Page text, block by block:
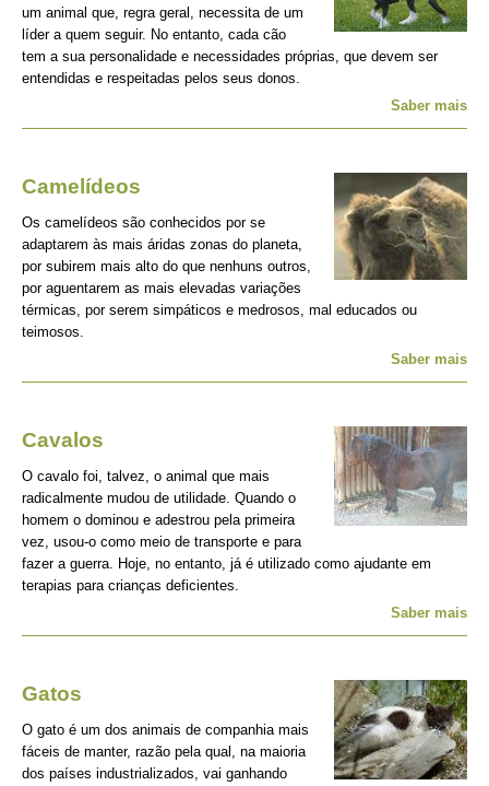
um animal que, regra geral, necessita de um
líder a quem seguir. No entanto, cada cão
tem a sua personalidade e necessidades próprias, que devem ser
entendidas e respeitadas pelos seus donos.
Saber mais
Camelídeos
Os camelídeos são conhecidos por se
adaptarem às mais áridas zonas do planeta,
por subirem mais alto do que nenhuns outros,
por aguentarem as mais elevadas variações
térmicas, por serem simpáticos e medrosos, mal educados ou
teimosos.
Saber mais
Cavalos
O cavalo foi, talvez, o animal que mais
radicalmente mudou de utilidade. Quando o
homem o dominou e adestrou pela primeira
vez, usou-o como meio de transporte e para
fazer a guerra. Hoje, no entanto, já é utilizado como ajudante em
terapias para crianças deficientes.
Saber mais
Gatos
O gato é um dos animais de companhia mais
fáceis de manter, razão pela qual, na maioria
dos países industrializados, vai ganhando